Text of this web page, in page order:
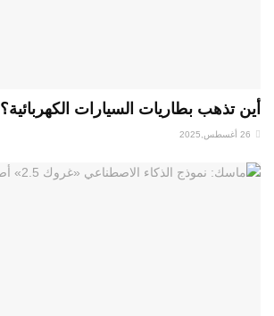
أين تذهب بطاريات السيارات الكهربائية؟